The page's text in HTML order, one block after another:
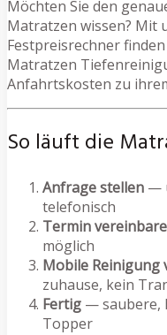
Möchten Sie den
Matratzen wissen? Mit
Festpreisrechner
Matratzen
Anfahrtskosten zu
So läuft die
Anfrage stellen —
telefonisch
Termin
möglich
Mobile Reinigung
zuhause, kein
Fertig — saubere,
Topper